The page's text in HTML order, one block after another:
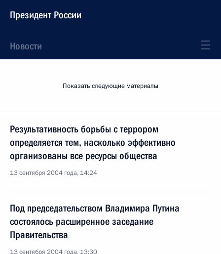
Президент России
Новости
Показать следующие материалы
Результативность борьбы с террором
определяется тем, насколько эффективно
организованы все ресурсы общества
13 сентября 2004 года, 14:24
Под председательством Владимира Путина
состоялось расширенное заседание
Правительства
13 сентября 2004 года, 13:30